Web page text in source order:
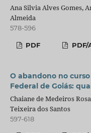
Ana Silvia Alves Gomes,
Almeida
578-596
PDF PDF/
O abandono no
Federal de Goiás:
Chaiane de Medeiros
Teixeira dos Santos
597-618